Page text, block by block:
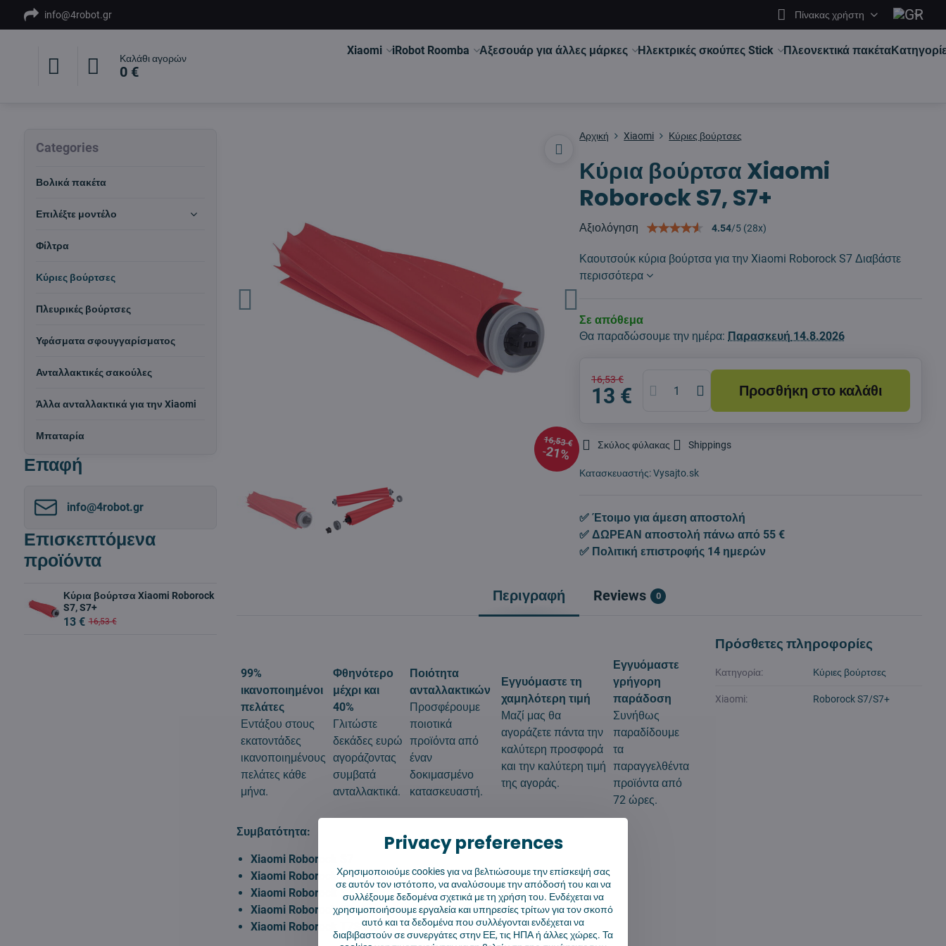
info@4robot.gr Πίνακας χρήστη
Καλάθι αγορών
0 €
Xiaomi iRobot Roomba Αξεσουάρ για άλλες μάρκες Ηλεκτρικές σκούπες Stick Πλεονεκτικά πακέτα
16,53 €
21%
Αρχική Xiaomi Κύριες βούρτσες
Κύρια βούρτσα Xiaomi
Roborock S7, S7+
Αξιολόγηση 4.54/5 (28x)
Καουτσούκ κύρια βούρτσα για την Xiaomi Roborock S7Διαβάστε
περισσότερα
Σε απόθεμα
Θα παραδώσουμε την ημέρα: Παρασκευή 14.8.2026
16,53 €
13 € Προσθήκη στο καλάθι
Σκύλος φύλακας Shippings
Κατασκευαστής:Vysajto.sk
✅ Έτοιμο για άμεση αποστολή
✅ ΔΩΡΕΑΝ αποστολή πάνω από 55 €
✅ Πολιτική επιστροφής 14 ημερών
Περιγραφή Reviews 0
99%
ικανοποιημένοι
πελάτες
Εντάξου στους
εκατοντάδες
ικανοποιημένους
πελάτες κάθε
μήνα.
Φθηνότερο
μέχρι και
40%
Γλιτώστε
δεκάδες ευρώ
αγοράζοντας
συμβατά
ανταλλακτικά.
Ποιότητα
ανταλλακτικών
Προσφέρουμε
ποιοτικά
προϊόντα από
έναν
δοκιμασμένο
κατασκευαστή.
Εγγυόμαστε τη
χαμηλότερη τιμή
Μαζί μας θα
αγοράζετε πάντα την
καλύτερη προσφορά
και την καλύτερη τιμή
της αγοράς.
Εγγυόμαστε
γρήγορη
παράδοση
Συνήθως
παραδίδουμε
τα
παραγγελθέντα
προϊόντα από
72 ώρες.
Συμβατότητα:
Xiaomi Roborock S7
Xiaomi Roborock S7+
Xiaomi Roborock S7 Max
Xiaomi Roborock S7 Maxv
Xiaomi Roborock T7S Plus
Πρόσθετες πληροφορίες
Κατηγορία: Κύριες βούρτσες
Xiaomi: Roborock S7/S7+
Categories
Βολικά πακέτα
Επιλέξτε μοντέλο
Φίλτρα
Κύριες βούρτσες
Πλευρικές βούρτσες
Υφάσματα σφουγγαρίσματος
Ανταλλακτικές σακούλες
Άλλα ανταλλακτικά για την Xiaomi
Μπαταρία
Επαφή
info​@4robot​.gr
Επισκεπτόμενα
προϊόντα
Κύρια βούρτσα Xiaomi Roborock
S7, S7+
13 € 16,53 €
Privacy preferences
Χρησιμοποιούμε cookies για να βελτιώσουμε την επίσκεψή σας
σε αυτόν τον ιστότοπο, να αναλύσουμε την απόδοσή του και να
συλλέξουμε δεδομένα σχετικά με τη χρήση του. Ενδέχεται να
χρησιμοποιήσουμε εργαλεία και υπηρεσίες τρίτων για τον σκοπό
αυτό και τα δεδομένα που συλλέγονται ενδέχεται να
διαβιβαστούν σε συνεργάτες στην ΕΕ, τις ΗΠΑ ή άλλες χώρες. Τα